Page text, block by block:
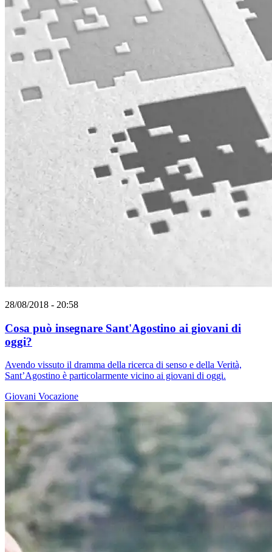
28/08/2018 - 20:58
Cosa può insegnare Sant'Agostino ai giovani di
oggi?
Avendo vissuto il dramma della ricerca di senso e della Verità,
Sant’Agostino è particolarmente vicino ai giovani di oggi.
Giovani Vocazione